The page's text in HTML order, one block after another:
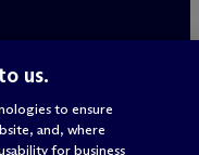
Will & Schulte
us.
to ensure
and, where
for business